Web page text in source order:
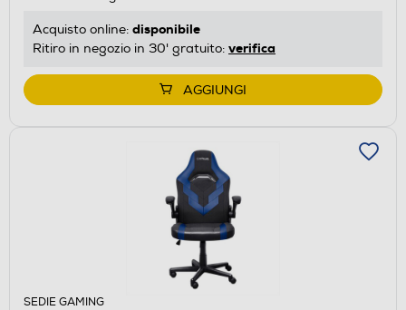
Acquisto online: disponibile
Ritiro in negozio in 30' gratuito: verifica
AGGIUNGI
SEDIE GAMING